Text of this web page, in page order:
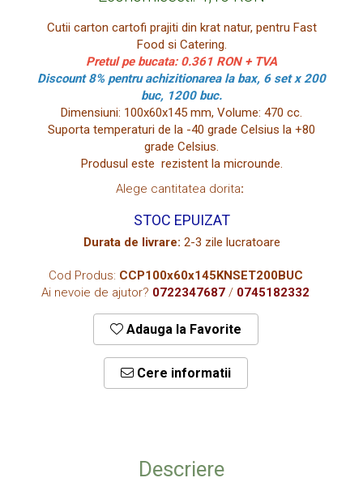
CUTII KRAFT MENIU CU CLAPETE
CUTII CARTON ALB BURGER
PIZZERII
CUTII PIZZA KRAFT NATUR
CUTII PIZZA CARTON ALB
PUNGI HARTIE CU FEREASTRA
DISCURI TORT
AMBALAJE BIO
AMBALAJE BIO TRESTIE
AMBALAJE BIO PALMIER
Cutii carton cartofi prajiti din krat natur, pentru Fast
Food si Catering.
Pretul pe bucata: 0.361 RON + TVA
Discount 8% pentru achizitionarea la bax, 6 set x 200
buc, 1200 buc.
Dimensiuni: 100x60x145 mm, Volume: 470 cc.
Suporta temperaturi de la -40 grade Celsius la +80
grade Celsius.
Produsul este rezistent la microunde.
Alege cantitatea dorita:
STOC EPUIZAT
Durata de livrare: 2-3 zile lucratoare
Cod Produs: CCP100x60x145KNSET200BUC
Ai nevoie de ajutor? 0722347687 / 0745182332
Adauga la Favorite
Cere informatii
Descriere